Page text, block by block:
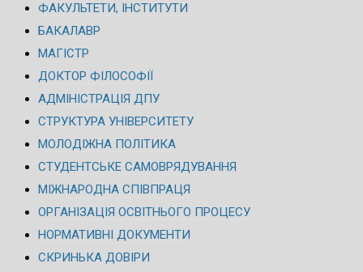
ФАКУЛЬТЕТИ, ІНСТИТУТИ
БАКАЛАВР
МАГІСТР
ДОКТОР ФІЛОСОФІЇ
АДМІНІСТРАЦІЯ ДПУ
СТРУКТУРА УНІВЕРСИТЕТУ
МОЛОДІЖНА ПОЛІТИКА
СТУДЕНТСЬКЕ САМОВРЯДУВАННЯ
МІЖНАРОДНА СПІВПРАЦЯ
ОРГАНІЗАЦІЯ ОСВІТНЬОГО ПРОЦЕСУ
НОРМАТИВНІ ДОКУМЕНТИ
СКРИНЬКА ДОВІРИ